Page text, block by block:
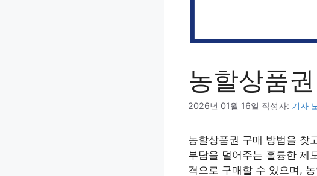
농할상품
2026년 01월 16일 작성자: 기자
농할상품권 구매 방법을 찾
부담을 덜어주는 훌륭한 제
격으로 구매할 수 있으며,